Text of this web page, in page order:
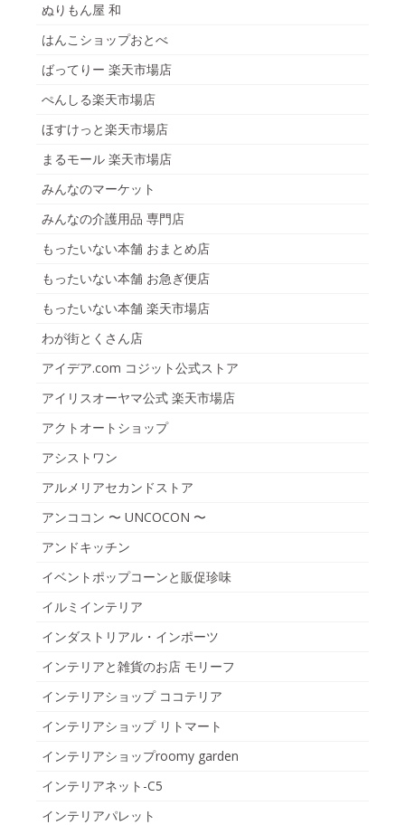
ぬりもん屋 和
はんこショップおとべ
ばってりー 楽天市場店
ぺんしる楽天市場店
ほすけっと楽天市場店
まるモール 楽天市場店
みんなのマーケット
みんなの介護用品 専門店
もったいない本舗 おまとめ店
もったいない本舗 お急ぎ便店
もったいない本舗 楽天市場店
わが街とくさん店
アイデア.com コジット公式ストア
アイリスオーヤマ公式 楽天市場店
アクトオートショップ
アシストワン
アルメリアセカンドストア
アンココン 〜 UNCOCON 〜
アンドキッチン
イベントポップコーンと販促珍味
イルミインテリア
インダストリアル・インポーツ
インテリアと雑貨のお店 モリーフ
インテリアショップ ココテリア
インテリアショップ リトマート
インテリアショップroomy garden
インテリアネット-C5
インテリアパレット